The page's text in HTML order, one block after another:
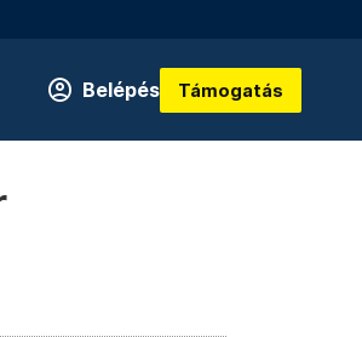
Belépés Támogatás